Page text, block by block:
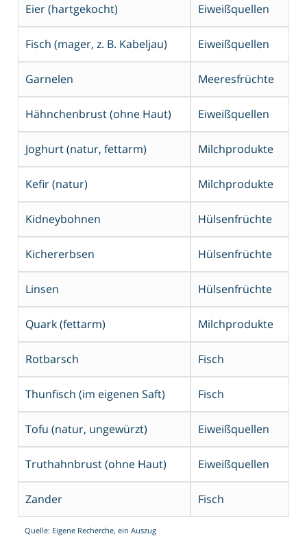
Eier (hartgekocht) Eiweißquellen
Fisch (mager, z. B. Kabeljau) Eiweißquellen
Garnelen Meeresfrüchte
Hähnchenbrust (ohne Haut) Eiweißquellen
Joghurt (natur, fettarm) Milchprodukte
Kefir (natur) Milchprodukte
Kidneybohnen Hülsenfrüchte
Kichererbsen Hülsenfrüchte
Linsen Hülsenfrüchte
Quark (fettarm) Milchprodukte
Rotbarsch Fisch
Thunfisch (im eigenen Saft) Fisch
Tofu (natur, ungewürzt) Eiweißquellen
Truthahnbrust (ohne Haut) Eiweißquellen
Zander Fisch
Quelle: Eigene Recherche, ein Auszug